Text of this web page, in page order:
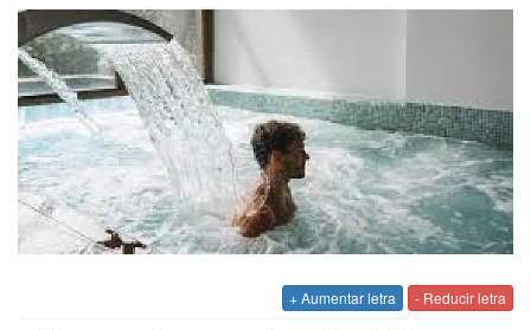
+ Aumentar letra - Reducir letra